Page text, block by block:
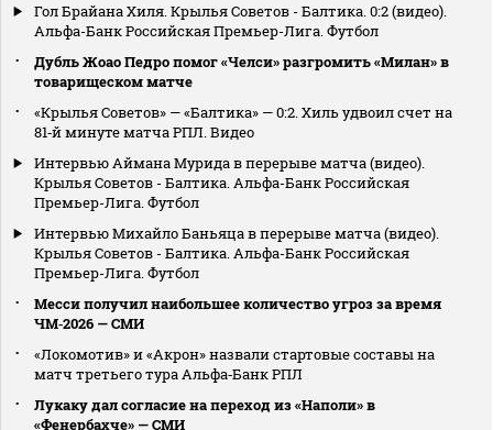
Гол Брайана Хиля. Крылья Советов - Балтика. 0:2 (видео).
Альфа-Банк Российская Премьер-Лига. Футбол
Дубль Жоао Педро помог «Челси» разгромить «Милан» в
товарищеском матче
«Крылья Советов» — «Балтика» — 0:2. Хиль удвоил счет на
81‑й минуте матча РПЛ. Видео
Интервью Аймана Мурида в перерыве матча (видео).
Крылья Советов - Балтика. Альфа-Банк Российская
Премьер-Лига. Футбол
Интервью Михайло Баньяца в перерыве матча (видео).
Крылья Советов - Балтика. Альфа-Банк Российская
Премьер-Лига. Футбол
Месси получил наибольшее количество угроз за время
ЧМ‑2026 — СМИ
«Локомотив» и «Акрон» назвали стартовые составы на
матч третьего тура Альфа‑Банк РПЛ
Лукаку дал согласие на переход из «Наполи» в
«Фенербахче» — СМИ